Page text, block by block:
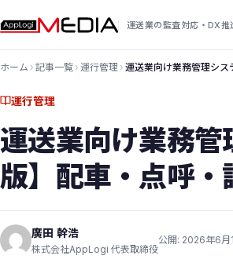
運送業の監査対応・DX推
ホーム › 記事一覧 › 運行管理 › 運送業向け業務管理シ
運行管理
運送業向け業務
版】配車・点呼・
廣田 幹浩
株式会社AppLogi 代表取締役
公開: 2026年6月